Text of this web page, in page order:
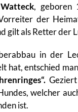
, geboren
der
gilt als Retter der
in der
hat, entschied
welcher
ist.